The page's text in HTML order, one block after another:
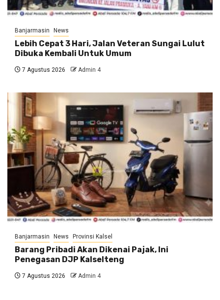
Banjarmasin News
Lebih Cepat 3 Hari, Jalan Veteran Sungai Lulut
Dibuka Kembali Untuk Umum
7 Agustus 2026 Admin 4
Banjarmasin News Provinsi Kalsel
Barang Pribadi Akan Dikenai Pajak, Ini
Penegasan DJP Kalselteng
7 Agustus 2026 Admin 4